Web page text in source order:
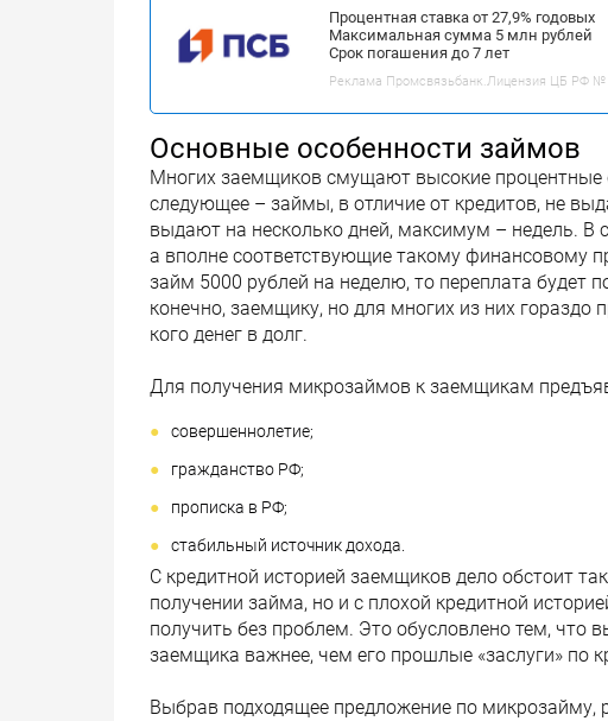
Процентная ставка от 27,9% годовых
Максимальная сумма 5 млн рублей
Срок погашения до 7 лет
Реклама Промсвязьбанк.Лицензия ЦБ РФ №
Основные особенности займов
Многих заемщиков смущают высокие
следующее – займы, в отличие от кредитов, не
выдают на несколько дней, максимум – недель. В
а вполне соответствующие такому финансовому
займ 5000 рублей на неделю, то переплата будет
конечно, заемщику, но для многих из них гораздо
кого денег в долг.
Для получения микрозаймов к заемщикам
совершеннолетие;
гражданство РФ;
прописка в РФ;
стабильный источник дохода.
С кредитной историей заемщиков дело обстоит
получении займа, но и с плохой кредитной
получить без проблем. Это обусловлено тем, что
заемщика важнее, чем его прошлые «заслуги» по
Выбрав подходящее предложение по микрозайму,